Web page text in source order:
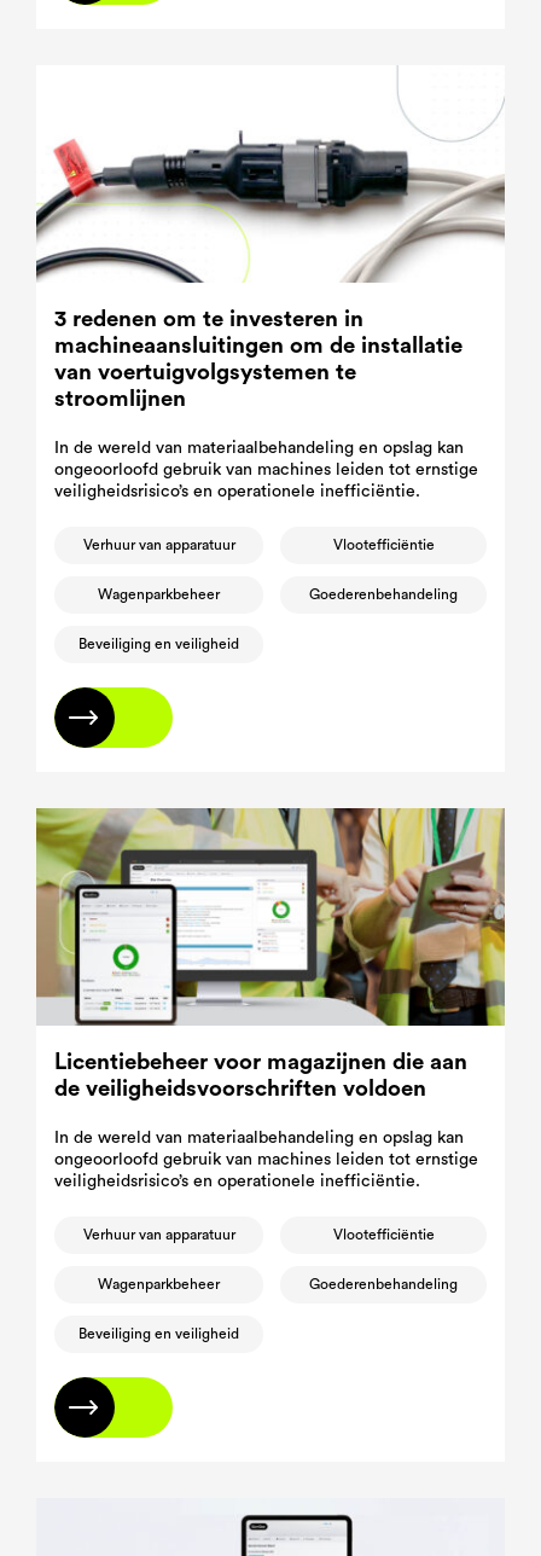
3 redenen om te investeren in
machineaansluitingen om de installatie
van voertuigvolgsystemen te
stroomlijnen
In de wereld van materiaalbehandeling en opslag kan
ongeoorloofd gebruik van machines leiden tot ernstige
veiligheidsrisico’s en operationele inefficiëntie.
Verhuur van apparatuur Vlootefficiëntie
Wagenparkbeheer Goederenbehandeling
Beveiliging en veiligheid
Lees meer
Licentiebeheer voor magazijnen die aan
de veiligheidsvoorschriften voldoen
In de wereld van materiaalbehandeling en opslag kan
ongeoorloofd gebruik van machines leiden tot ernstige
veiligheidsrisico’s en operationele inefficiëntie.
Verhuur van apparatuur Vlootefficiëntie
Wagenparkbeheer Goederenbehandeling
Beveiliging en veiligheid
Lees meer